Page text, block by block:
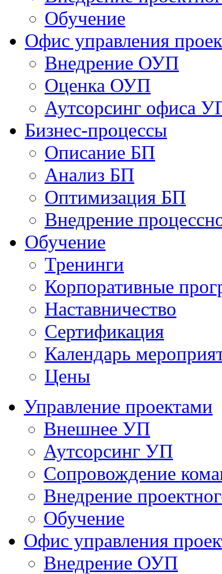
Обучение
Офис управления
Bнедрение ОУП
Оценка ОУП
Аутсорсинг офиса
Бизнес-процессы
Описание БП
Анализ БП
Оптимизация БП
Внедрение
Обучениe
Тренинги
Корпоративные
Наставничество
Сертификация
Календарь
Цены
Управление проектами
Внешнее УП
Аутсорсинг УП
Сопровождение
Внедрение
Обучение
Офис управления
Bнедрение ОУП